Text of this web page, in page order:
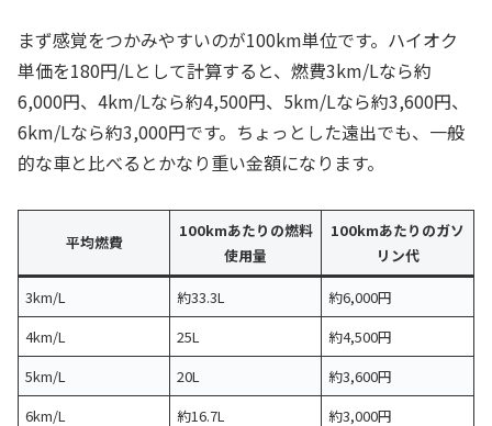
まず感覚をつかみやすいのが100km単位です。ハイオク
単価を180円/Lとして計算すると、燃費3km/Lなら約
6,000円、4km/Lなら約4,500円、5km/Lなら約3,600円、
6km/Lなら約3,000円です。ちょっとした遠出でも、一般
的な車と比べるとかなり重い金額になります。
平均燃費
100kmあたりの燃料
使用量
100kmあたりのガソ
リン代
3km/L
約33.3L
約6,000円
4km/L
25L
約4,500円
5km/L
20L
約3,600円
6km/L
約16.7L 約3,000円